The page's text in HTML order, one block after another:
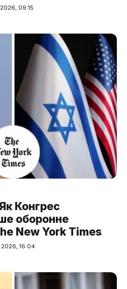
09:15
Конгрес
оборонне
New York Times
16:04